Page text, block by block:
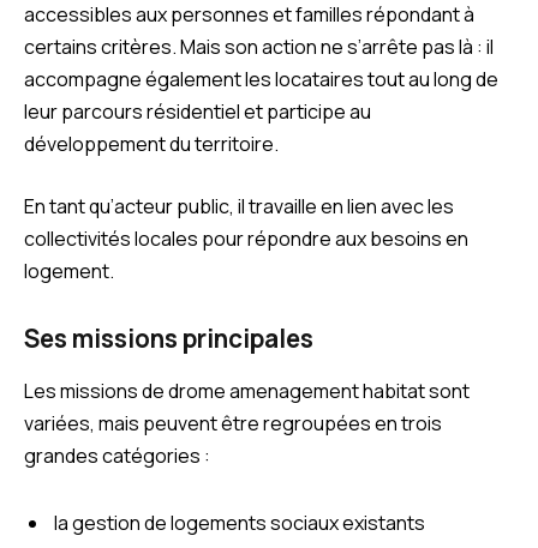
accessibles aux personnes et familles répondant à
certains critères. Mais son action ne s’arrête pas là : il
accompagne également les locataires tout au long de
leur parcours résidentiel et participe au
développement du territoire.
En tant qu’acteur public, il travaille en lien avec les
collectivités locales pour répondre aux besoins en
logement.
Ses missions principales
Les missions de drome amenagement habitat sont
variées, mais peuvent être regroupées en trois
grandes catégories :
la gestion de logements sociaux existants